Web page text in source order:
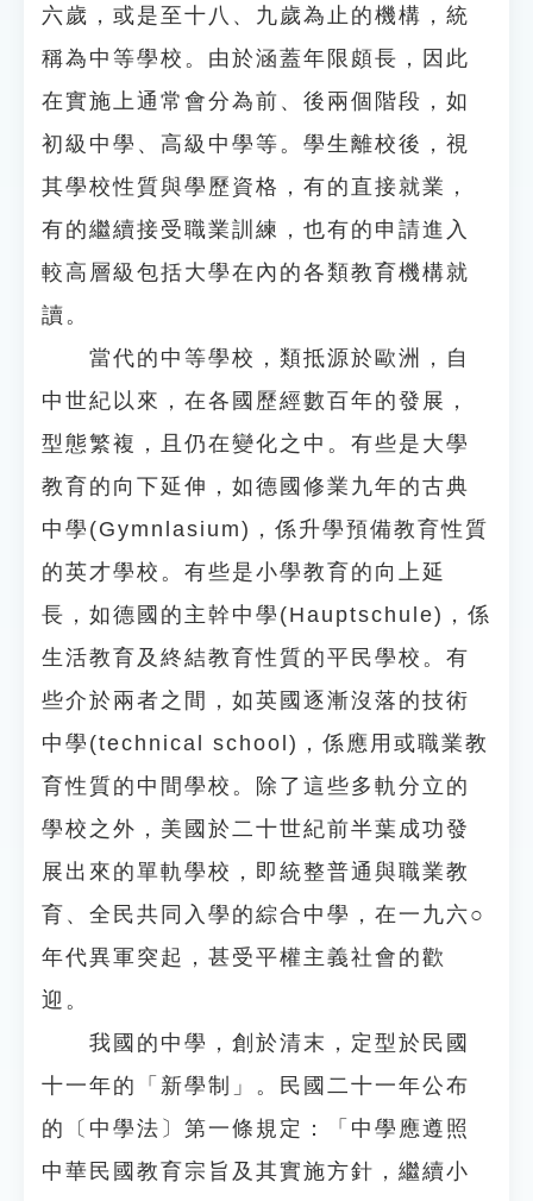
六歲，或是至十八、九歲為止的機構，統
稱為中等學校。由於涵蓋年限頗長，因此
在實施上通常會分為前、後兩個階段，如
初級中學、高級中學等。學生離校後，視
其學校性質與學歷資格，有的直接就業，
有的繼續接受職業訓練，也有的申請進入
較高層級包括大學在內的各類教育機構就
讀。
當代的中等學校，類抵源於歐洲，自
中世紀以來，在各國歷經數百年的發展，
型態繁複，且仍在變化之中。有些是大學
教育的向下延伸，如德國修業九年的古典
中學(Gymnlasium)，係升學預備教育性質
的英才學校。有些是小學教育的向上延
長，如德國的主幹中學(Hauptschule)，係
生活教育及終結教育性質的平民學校。有
些介於兩者之間，如英國逐漸沒落的技術
中學(technical school)，係應用或職業教
育性質的中間學校。除了這些多軌分立的
學校之外，美國於二十世紀前半葉成功發
展出來的單軌學校，即統整普通與職業教
育、全民共同入學的綜合中學，在一九六○
年代異軍突起，甚受平權主義社會的歡
迎。
我國的中學，創於清末，定型於民國
十一年的「新學制」。民國二十一年公布
的〔中學法〕第一條規定：「中學應遵照
中華民國教育宗旨及其實施方針，繼續小